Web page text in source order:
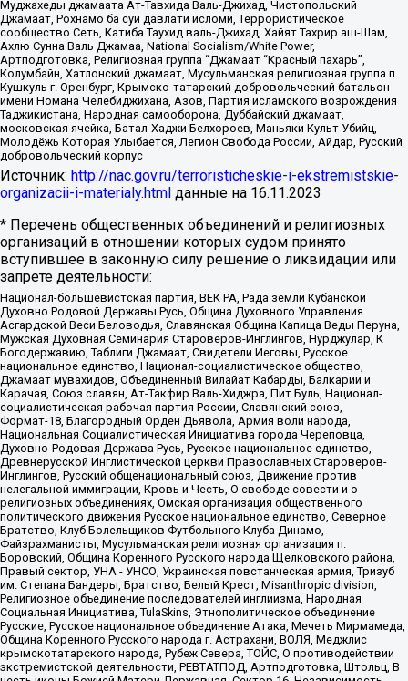
Муджахеды джамаата Ат-Тавхида Валь-Джихад, Чистопольский
Джамаат, Рохнамо ба суи давлати исломи, Террористическое
сообщество Сеть, Катиба Таухид валь-Джихад, Хайят Тахрир аш-Шам,
Ахлю Сунна Валь Джамаа, National Socialism/White Power,
Артподготовка, Религиозная группа “Джамаат “Красный пахарь”,
Колумбайн, Хатлонский джамаат, Мусульманская религиозная группа п.
Кушкуль г. Оренбург, Крымско-татарский добровольческий батальон
имени Номана Челебиджихана, Азов, Партия исламского возрождения
Таджикистана, Народная самооборона, Дуббайский джамаат,
московская ячейка, Батал-Хаджи Белхороев, Маньяки Культ Убийц,
Молодёжь Которая Улыбается, Легион Свобода России, Айдар, Русский
добровольческий корпус
Источник: http://nac.gov.ru/terroristicheskie-i-ekstremistskie-
organizacii-i-materialy.html данные на 16.11.2023
* Перечень общественных объединений и религиозных
организаций в отношении которых судом принято
вступившее в законную силу решение о ликвидации или
запрете деятельности:
Национал-большевистская партия, ВЕК РА, Рада земли Кубанской
Духовно Родовой Державы Русь, Община Духовного Управления
Асгардской Веси Беловодья, Славянская Община Капища Веды Перуна,
Мужская Духовная Семинария Староверов-Инглингов, Нурджулар, К
Богодержавию, Таблиги Джамаат, Свидетели Иеговы, Русское
национальное единство, Национал-социалистическое общество,
Джамаат мувахидов, Объединенный Вилайат Кабарды, Балкарии и
Карачая, Союз славян, Ат-Такфир Валь-Хиджра, Пит Буль, Национал-
социалистическая рабочая партия России, Славянский союз,
Формат-18, Благородный Орден Дьявола, Армия воли народа,
Национальная Социалистическая Инициатива города Череповца,
Духовно-Родовая Держава Русь, Русское национальное единство,
Древнерусской Инглистической церкви Православных Староверов-
Инглингов, Русский общенациональный союз, Движение против
нелегальной иммиграции, Кровь и Честь, О свободе совести и о
религиозных объединениях, Омская организация общественного
политического движения Русское национальное единство, Северное
Братство, Клуб Болельщиков Футбольного Клуба Динамо,
Файзрахманисты, Мусульманская религиозная организация п.
Боровский, Община Коренного Русского народа Щелковского района,
Правый сектор, УНА - УНСО, Украинская повстанческая армия, Тризуб
им. Степана Бандеры, Братство, Белый Крест, Misanthropic division,
Религиозное объединение последователей инглиизма, Народная
Социальная Инициатива, TulaSkins, Этнополитическое объединение
Русские, Русское национальное объединение Атака, Мечеть Мирмамеда,
Община Коренного Русского народа г. Астрахани, ВОЛЯ, Меджлис
крымскотатарского народа, Рубеж Севера, ТОЙС, О противодействии
экстремистской деятельности, РЕВТАТПОД, Артподготовка, Штольц, В